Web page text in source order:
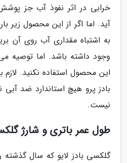
خرابی در اثر نفوذ آب جز
آید. اما اگر از این محصول زیر
به اشتباه مقداری آب روی آن
وجود داشته باشد. اما توصیه
این محصول استفاده نکنید.
بادز پرو هیچ استاندارد ضد
نیست.
طول عمر باتری و شارژ
گلکسی بادز لایو که سال